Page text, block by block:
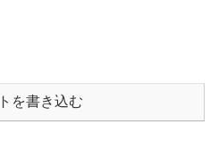
を書き込む